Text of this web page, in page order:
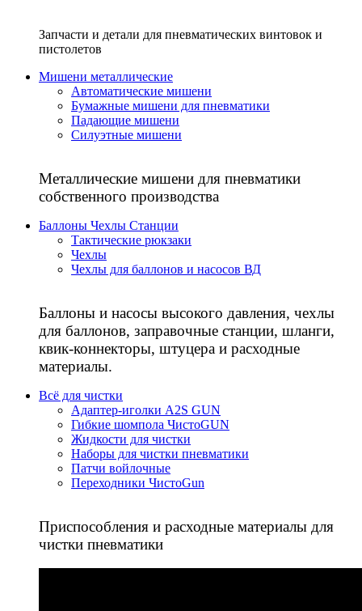
Запчасти и детали для пневматических винтовок и
пистолетов
Мишени металлические
Автоматические мишени
Бумажные мишени для пневматики
Падающие мишени
Силуэтные мишени
Металлические мишени для пневматики
собственного производства
Баллоны Чехлы Станции
Тактические рюкзаки
Чехлы
Чехлы для баллонов и насосов ВД
Баллоны и насосы высокого давления, чехлы
для баллонов, заправочные станции, шланги,
квик-коннекторы, штуцера и расходные
материалы.
Всё для чистки
Адаптер-иголки A2S GUN
Гибкие шомпола ЧистоGUN
Жидкости для чистки
Наборы для чистки пневматики
Патчи войлочные
Переходники ЧистоGun
Приспособления и расходные материалы для
чистки пневматики